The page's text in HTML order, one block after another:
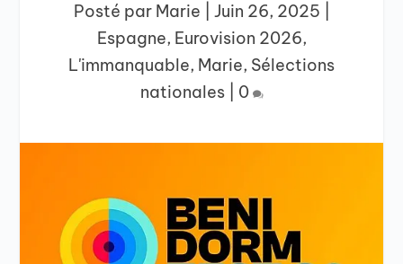
Posté par Marie Juin 26, 2025
Espagne, Eurovision 2026,
L'immanquable, Marie, Sélections
nationales| 0